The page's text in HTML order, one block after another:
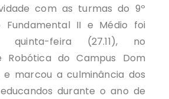
com as turmas do 9º
Fundamental II e Médio foi
quinta-feira (27.11), no
Robótica do Campus Dom
e marcou a culminância dos
durante o ano de